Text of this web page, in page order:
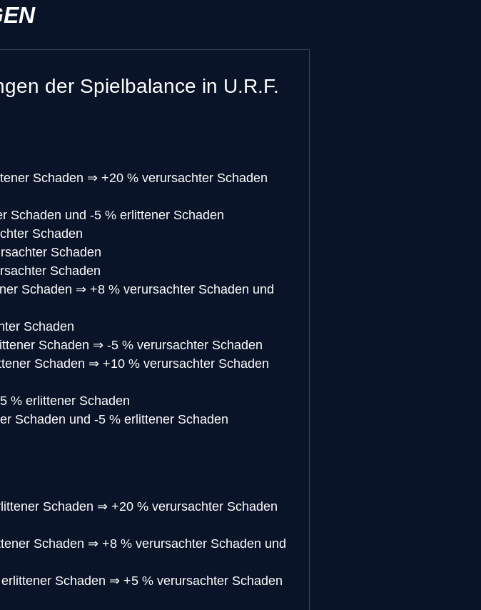
der Spielbalance in U.R.F.
Schaden ⇒ +20 % verursachter Schaden
Schaden und -5 % erlittener Schaden
Schaden
Schaden
Schaden
Schaden ⇒ +8 % verursachter Schaden und
Schaden
Schaden ⇒ -5 % verursachter Schaden
Schaden ⇒ +10 % verursachter Schaden
% erlittener Schaden
Schaden und -5 % erlittener Schaden
Schaden ⇒ +20 % verursachter Schaden
Schaden ⇒ +8 % verursachter Schaden und
Schaden ⇒ +5 % verursachter Schaden